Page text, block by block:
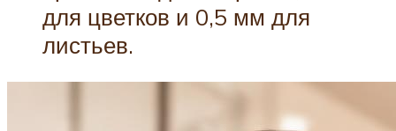
для цветков и 0,5 мм для
листьев.